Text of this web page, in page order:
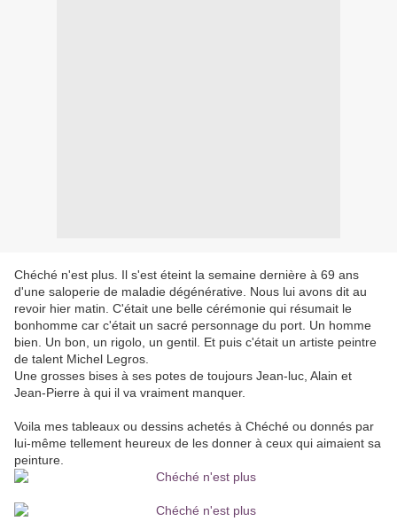
Chéché n'est plus. Il s'est éteint la semaine dernière à 69 ans
d'une saloperie de maladie dégénérative. Nous lui avons dit au
revoir hier matin. C'était une belle cérémonie qui résumait le
bonhomme car c'était un sacré personnage du port. Un homme
bien. Un bon, un rigolo, un gentil. Et puis c'était un artiste peintre
de talent Michel Legros.
Une grosses bises à ses potes de toujours Jean-luc, Alain et
Jean-Pierre à qui il va vraiment manquer.
Voila mes tableaux ou dessins achetés à Chéché ou donnés par
lui-même tellement heureux de les donner à ceux qui aimaient sa
peinture.